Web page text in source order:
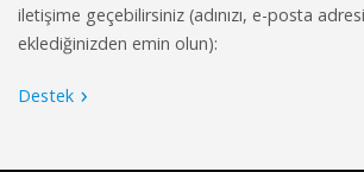
iletişime geçebilirsiniz (adınızı, e-posta
eklediğinizden emin olun):
Destek